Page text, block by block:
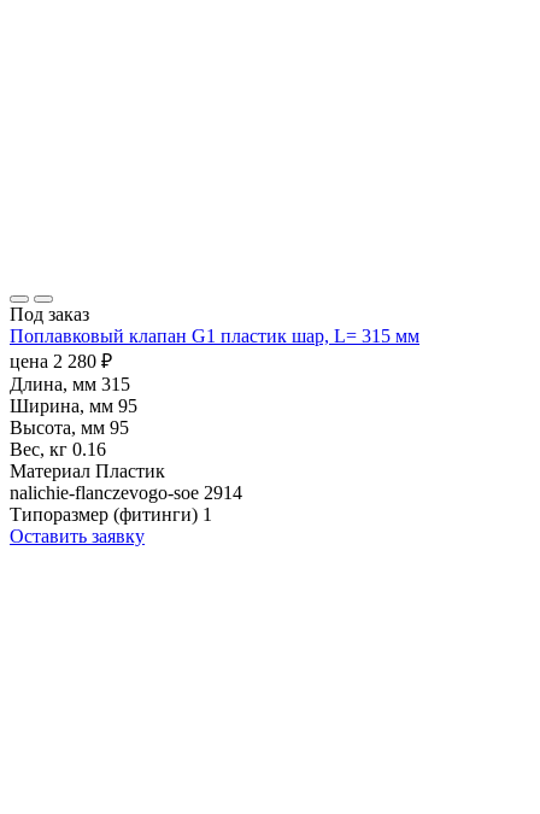
Под заказ
Поплавковый клапан G1 пластик шар, L= 315 мм
цена 2 280 ₽
Длина, мм 315
Ширина, мм 95
Высота, мм 95
Вес, кг 0.16
Материал Пластик
nalichie-flanczevogo-soe 2914
Типоразмер (фитинги) 1
Оставить заявку